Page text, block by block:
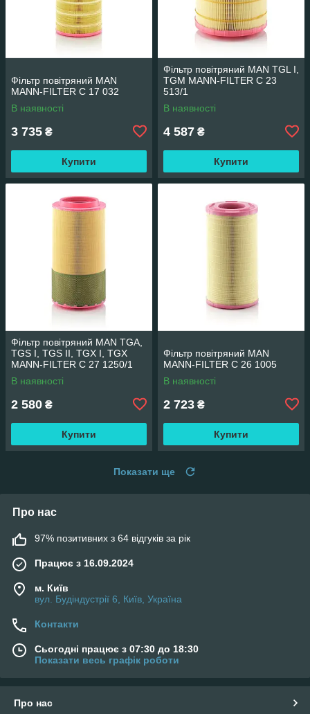
Фільтр повітряний MAN
MANN-FILTER C 17 032
В наявності
3 735 ₴
Купити
Фільтр повітряний MAN TGL I,
TGM MANN-FILTER C 23
513/1
В наявності
4 587 ₴
Купити
Фільтр повітряний MAN TGA,
TGS I, TGS II, TGX I, TGX
MANN-FILTER C 27 1250/1
В наявності
2 580 ₴
Купити
Фільтр повітряний MAN
MANN-FILTER C 26 1005
В наявності
2 723 ₴
Купити
Показати ще
Про нас
97% позитивних з 64 відгуків за рік
Працює з 16.09.2024
м. Київ
вул. Будіндустрії 6, Київ, Україна
Контакти
Сьогодні працює з 07:30 до 18:30
Показати весь графік роботи
Про нас